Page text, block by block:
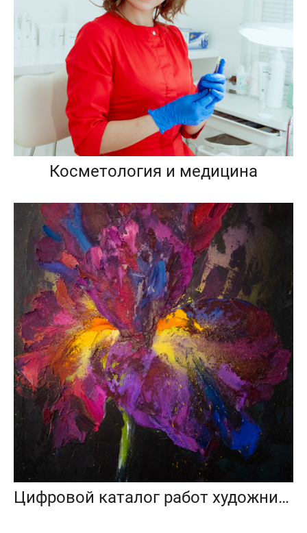
Косметология и медицина
Цифровой каталог работ художника